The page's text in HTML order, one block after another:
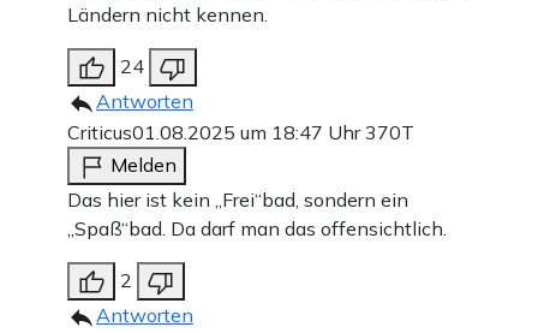
Ländern nicht kennen.
24
Antworten
Criticus01.08.2025 um 18:47 Uhr370T
Melden
Das hier ist kein „Frei“bad, sondern ein
„Spaß“bad. Da darf man das offensichtlich.
2
Antworten